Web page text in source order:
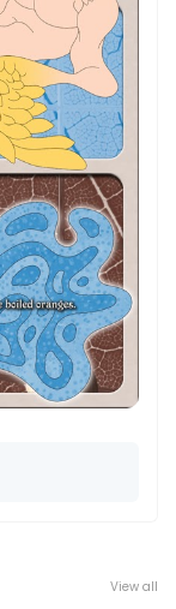
View all